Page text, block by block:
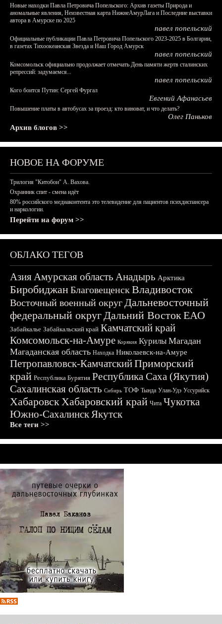
Новые находки Павла Петровича Попельского: Архив газеты Природа и
аномальные явления, Неизвестная карта НижнеАмурЛага и Последние выставки
автора в Амурске по 2025
павел попельский
Официальные публикации Павла Петровича Попельского 2023-2025 в Болгарии,
в газетах Тихоокеанская Звезда и Наш Город Амурск
павел попельский
Комсомольск официально продолжает отмечать День памяти жертв сталинских
репрессий: задумаемся...
павел попельский
Кого боится Путин: Сергей Фургал
Евгений Афанасьев
Повышение платы в автобусах за проезд: кто виноват, и что делать?
Олег Паньков
Архив блогов >>
НОВОЕ НА ФОРУМЕ
Трилогия "Китобои" А. Вахова.
Охранник спит - смена идёт
80% российского медиаконтента это телевидение для пациентов психдиспансера
и наркологии.
Перейти на форум >>
ОБЛАКО ТЕГОВ
АзияАмурская область Анадырь Арктика
БиробиджанБлаговещенскВладивосток
Восточный военный округДальневосточный
федеральный округДальний ВостокЕАО
Забайкалье Забайкальский край Камчатский край
Комсомольск-на-Амуре Корякия Курилы Магадан
Магаданская область Находка Николаевск-на-Амуре
Петропавловск-КамчатскийПриморский
край Республика Бурятия Республика Саха (Якутия)
Сахалинская область Сибирь ТОФ Тында Улан-Удэ Уссурийск
ХабаровскХабаровский край Чита Чукотка
Южно-СахалинскЯкутск
Все теги >>